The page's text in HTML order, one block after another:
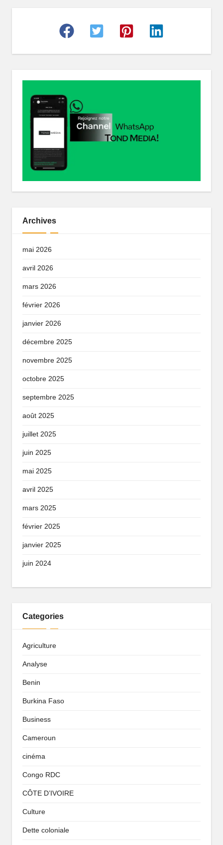
Archives
mai 2026
avril 2026
mars 2026
février 2026
janvier 2026
décembre 2025
novembre 2025
octobre 2025
septembre 2025
août 2025
juillet 2025
juin 2025
mai 2025
avril 2025
mars 2025
février 2025
janvier 2025
juin 2024
Categories
Agriculture
Analyse
Benin
Burkina Faso
Business
Cameroun
cinéma
Congo RDC
CÔTE D’IVOIRE
Culture
Dette coloniale